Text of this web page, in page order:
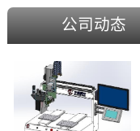
公司动态